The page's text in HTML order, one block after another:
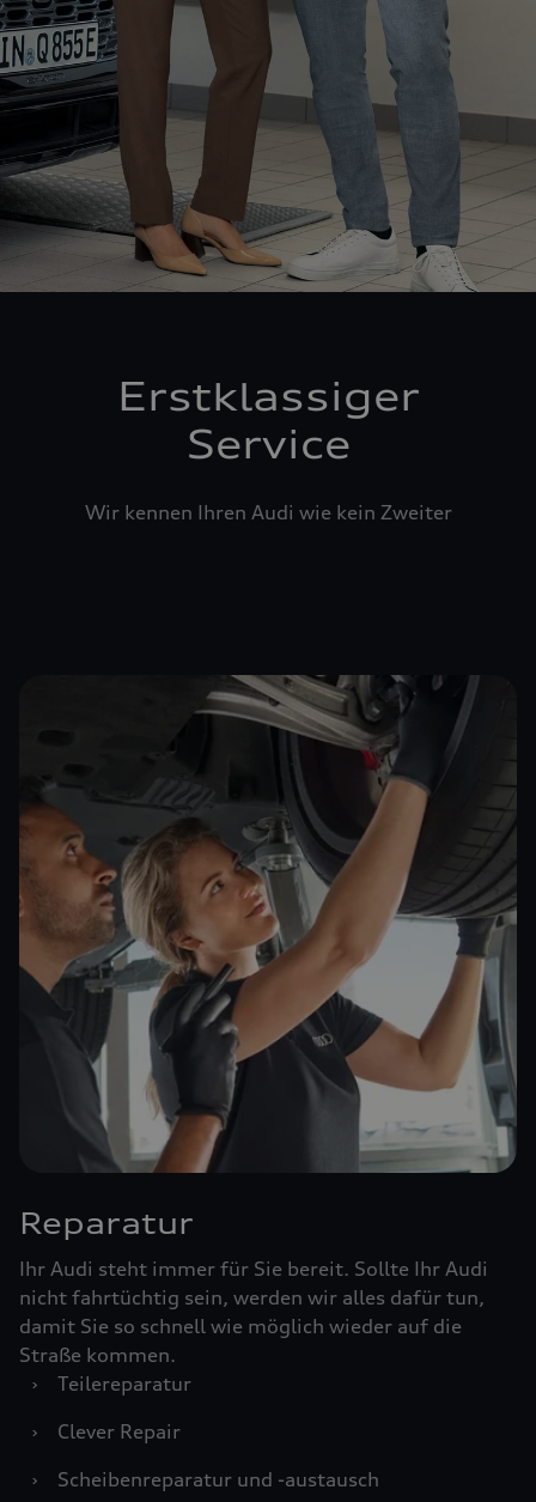
Erstklassiger
Service
Wir kennen Ihren Audi wie kein Zweiter
Reparatur
Ihr Audi steht immer für Sie bereit. Sollte Ihr Audi
nicht fahrtüchtig sein, werden wir alles dafür tun,
damit Sie so schnell wie möglich wieder auf die
Straße kommen.
›
Teilereparatur
›
Clever Repair
›
Scheibenreparatur und -austausch